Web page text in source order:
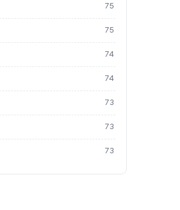
75
75
74
74
73
73
73